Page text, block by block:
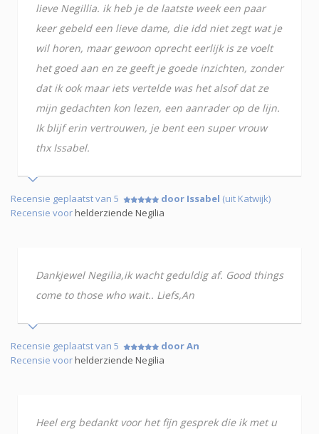
lieve Negillia. ik heb je de laatste week een paar
keer gebeld een lieve dame, die idd niet zegt wat je
wil horen, maar gewoon oprecht eerlijk is ze voelt
het goed aan en ze geeft je goede inzichten, zonder
dat ik ook maar iets vertelde was het alsof dat ze
mijn gedachten kon lezen, een aanrader op de lijn.
Ik blijf erin vertrouwen, je bent een super vrouw
thx Issabel.
Recensie geplaatst van 5 door Issabel (uit Katwijk)
Recensie voorhelderziende Negilia
Dankjewel Negilia,ik wacht geduldig af. Good things
come to those who wait.. Liefs,An
Recensie geplaatst van 5
door An
Recensie voorhelderziende Negilia
Heel erg bedankt voor het fijn gesprek die ik met u